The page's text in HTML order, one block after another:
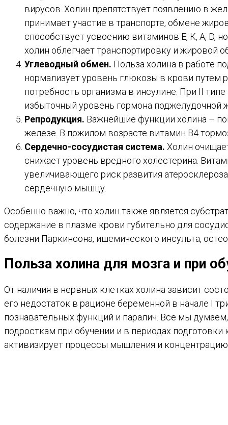
вирусов. Холин препятствует появлению в
принимает участие в транспорте, обмене
способствует усвоению витаминов Е, К, А, D,
холин облегчает транспортировку и жировой
Углеводный обмен. Польза холина в работе
нормализует уровень глюкозы в крови путем
потребность организма в инсулине. При II
избыточный уровень гормона поджелудочной
Репродукция. Важнейшие функции холина –
железе. В пожилом возрасте витамин В4
Сердечно-сосудистая система. Холин
снижает уровень вредного холестерина.
увеличивающего риск развития
сердечную мышцу.
Особенно важно, что холин также является
содержание в плазме крови губительно для
болезни Паркинсона, ишемического инсульта,
Польза холина для мозга и при
От наличия в нервных клетках холина зависит
его недостаток в рационе беременной в начале I
познавательных функций и паралич. Все мы
подросткам при обучении и в периодах
активизирует процессы мышления и